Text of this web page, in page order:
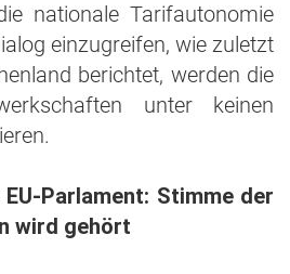
nationale Tarifautonomie
einzugreifen, wie zuletzt
berichtet, werden die
unter keinen
Parlament: Stimme der
wird gehört